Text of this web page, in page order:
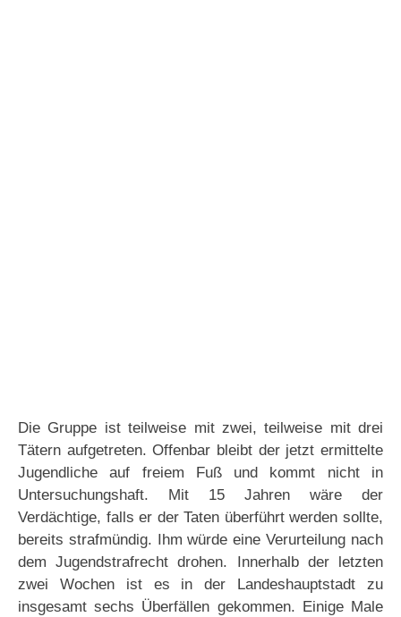
Die Gruppe ist teilweise mit zwei, teilweise mit drei
Tätern aufgetreten. Offenbar bleibt der jetzt ermittelte
Jugendliche auf freiem Fuß und kommt nicht in
Untersuchungshaft. Mit 15 Jahren wäre der
Verdächtige, falls er der Taten überführt werden sollte,
bereits strafmündig. Ihm würde eine Verurteilung nach
dem Jugendstrafrecht drohen. Innerhalb der letzten
zwei Wochen ist es in der Landeshauptstadt zu
insgesamt sechs Überfällen gekommen. Einige Male